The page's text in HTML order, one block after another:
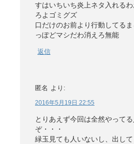
すはいちいち炎上ネタ入れる
ろよゴミグズ
口だけのお前より行動してる
っぽどマシだわ消えろ無能
返信
匿名 より:
2016年5月19日 22:55
とりあえず今回は全然やって
ぞ・・・
緑玉見ても人いないし、出して